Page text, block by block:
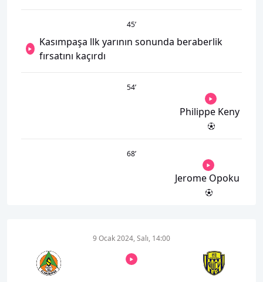
45’
Kasımpaşa llk yarının sonunda beraberlik
fırsatını kaçırdı
54’
Philippe Keny
68’
Jerome Opoku
9 Ocak 2024, Salı, 14:00